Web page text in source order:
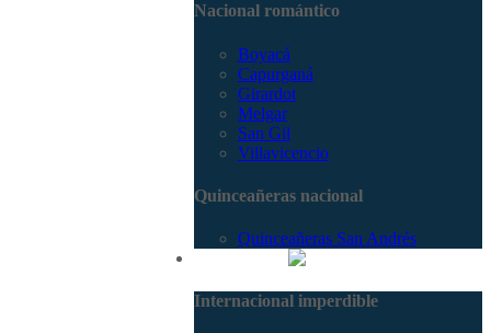
Nacional romántico
Boyacá
Capurganá
Girardot
Melgar
San Gil
Villavicencio
Quinceañeras nacional
Quinceañeras San Andrés
Internacional imperdible